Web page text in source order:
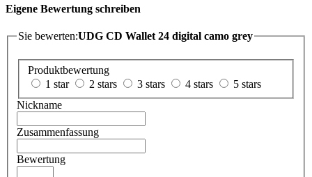
Eigene Bewertung schreiben
Sie bewerten:UDG CD Wallet 24 digital camo grey
Produktbewertung
1 star
2 stars 3 stars 4 stars
5 stars
Nickname
Zusammenfassung
Bewertung